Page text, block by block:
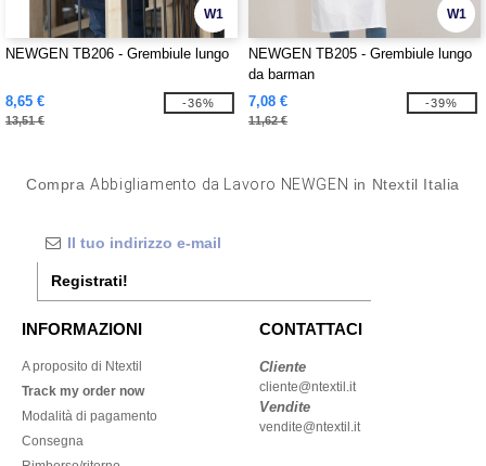
W1
NEWGEN TB206 - Grembiule lungo
8,65 €
13,51 €
-36%
W1
NEWGEN TB205 - Grembiule lungo
da barman
7,08 €
11,62 €
-39%
CompraAbbigliamento da Lavoro NEWGEN in Ntextil Italia
Registrati!
INFORMAZIONI
A proposito di Ntextil
Track my order now
Modalità di pagamento
Consegna
CONTATTACI
Cliente
cliente@ntextil.it
Vendite
vendite@ntextil.it